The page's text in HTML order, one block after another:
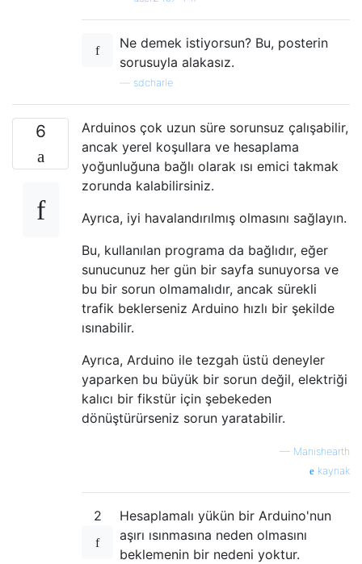
Ne demek istiyorsun? Bu, posterin
sorusuyla alakasız.
sdcharle
6
Arduinos çok uzun süre sorunsuz çalışabilir,
ancak yerel koşullara ve hesaplama
yoğunluğuna bağlı olarak ısı emici takmak
zorunda kalabilirsiniz.
Ayrıca, iyi havalandırılmış olmasını sağlayın.
Bu, kullanılan programa da bağlıdır, eğer
sunucunuz her gün bir sayfa sunuyorsa ve
bu bir sorun olmamalıdır, ancak sürekli
trafik beklerseniz Arduino hızlı bir şekilde
ısınabilir.
Ayrıca, Arduino ile tezgah üstü deneyler
yaparken bu büyük bir sorun değil, elektriği
kalıcı bir fikstür için şebekeden
dönüştürürseniz sorun yaratabilir.
— Manishearth
kaynak
2
Hesaplamalı yükün bir Arduino'nun
aşırı ısınmasına neden olmasını
beklemenin bir nedeni yoktur.